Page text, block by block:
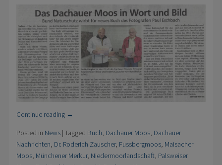
Continue reading →
Posted in News | Tagged Buch, Dachauer Moos, Dachauer
Nachrichten, Dr. Roderich Zauscher, Fussbergmoos, Maisacher
Moos, Münchener Merkur, Niedermoorlandschaft, Palsweiser